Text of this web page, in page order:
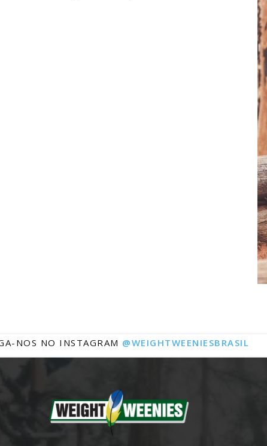
NOS NO INSTAGRAM @WEIGHTWEENIESBRASIL